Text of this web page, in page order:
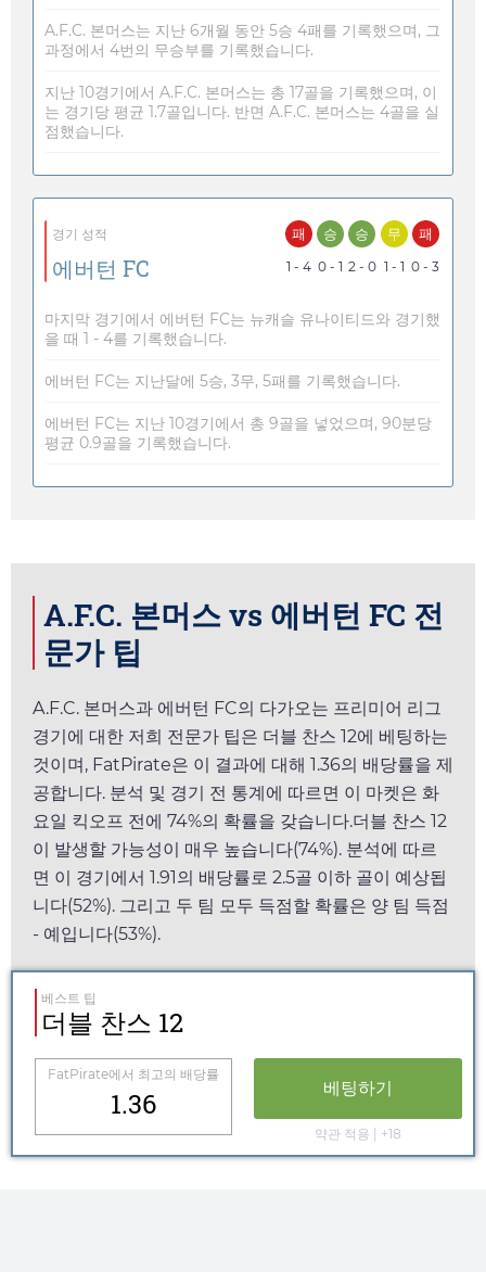
A.F.C. 본머스는 지난 6개월 동안 5승 4패를 기록했으며, 그
과정에서 4번의 무승부를 기록했습니다.
지난 10경기에서 A.F.C. 본머스는 총 17골을 기록했으며, 이
는 경기당 평균 1.7골입니다. 반면 A.F.C. 본머스는 4골을 실
점했습니다.
경기 성적
에버턴 FC
패
1 - 4
승
0 - 1
승
2 - 0
무
1 - 1
패
0 - 3
마지막 경기에서 에버턴 FC는 뉴캐슬 유나이티드와 경기했
을 때 1 - 4를 기록했습니다.
에버턴 FC는 지난달에 5승, 3무, 5패를 기록했습니다.
에버턴 FC는 지난 10경기에서 총 9골을 넣었으며, 90분당
평균 0.9골을 기록했습니다.
A.F.C. 본머스 vs 에버턴 FC 전
문가 팁
A.F.C. 본머스과 에버턴 FC의 다가오는 프리미어 리그
경기에 대한 저희 전문가 팁은 더블 찬스 12에 베팅하는
것이며, FatPirate은 이 결과에 대해 1.36의 배당률을 제
공합니다. 분석 및 경기 전 통계에 따르면 이 마켓은 화
요일 킥오프 전에 74%의 확률을 갖습니다.더블 찬스 12
이 발생할 가능성이 매우 높습니다(74%). 분석에 따르
면 이 경기에서 1.91의 배당률로 2.5골 이하 골이 예상됩
니다(52%). 그리고 두 팀 모두 득점할 확률은 양 팀 득점
- 예입니다(53%).
베스트 팁
더블 찬스 12
FatPirate에서 최고의 배당률
1.36 베팅하기
약관 적용 | +18